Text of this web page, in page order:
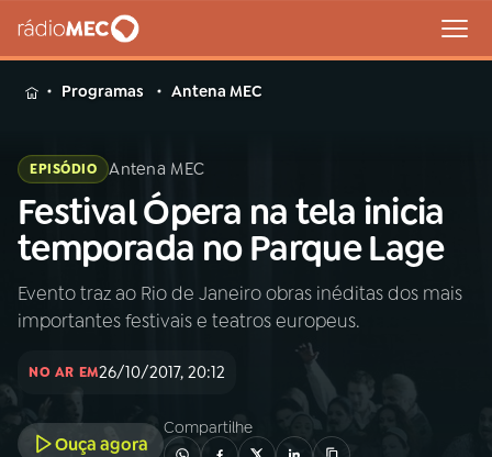
MENU
Buscar
na
Rádio
MEC
Buscar
Início AO VIVO
Programas Antena MEC
EPISÓDIO Antena MEC
Festival Ópera na tela inicia
temporada no Parque Lage
Evento traz ao Rio de Janeiro obras inéditas dos mais
importantes festivais e teatros europeus.
NO AR EM26/10/2017, 20:12
Ouça agora
Compartilhe